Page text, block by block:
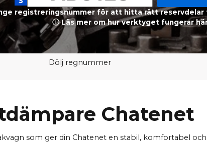
registreringsnummer för att hitta rätt reservdelar
ⓘ Läs mer om hur verktyget fungerar
Dölj regnummer
Chatenet
som ger din Chatenet en stabil, komfortabel